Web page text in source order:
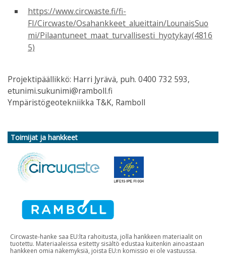
https://www.circwaste.fi/fi-
FI/Circwaste/Osahankkeet_alueittain/LounaisSuo
mi/Pilaantuneet_maat_turvallisesti_hyotykay(4816
5)
Projektipäällikkö: Harri Jyrävä, puh. 0400 732 593,
etunimi.sukunimi@ramboll.fi
Ympäristögeotekniikka T&K, Ramboll
Toimijat ja hankkeet
Circwaste-hanke saa EU:lta rahoitusta, jolla hankkeen materiaalit on
tuotettu. Materiaaleissa esitetty sisältö edustaa kuitenkin ainoastaan
hankkeen omia näkemyksiä, joista EU:n komissio ei ole vastuussa.